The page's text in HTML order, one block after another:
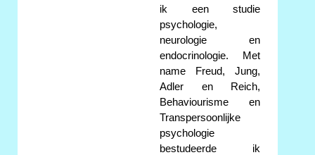
ik een studie
psychologie,
neurologie en
endocrinologie. Met
name Freud, Jung,
Adler en Reich,
Behaviourisme en
Transpersoonlijke
psychologie
bestudeerde ik